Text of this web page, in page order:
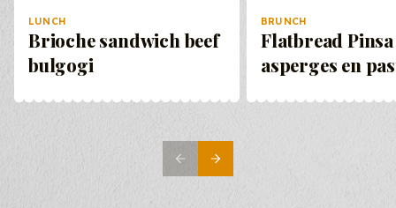
LUNCH
Brioche sandwich beef
bulgogi
BRUNCH
Flatbread
asperges en